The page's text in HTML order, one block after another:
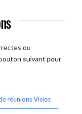
ou
suivant pour
réunions Visios